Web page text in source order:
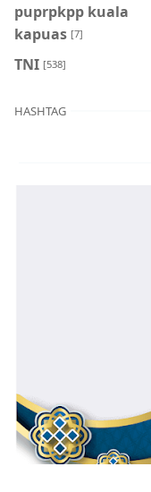
puprpkpp kuala
kapuas [7]
TNI [538]
HASHTAG